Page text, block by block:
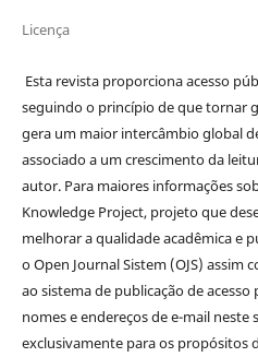
Licença
Esta revista proporciona acesso
seguindo o princípio de que tornar
gera um maior intercâmbio global
associado a um crescimento da
autor. Para maiores informações
Knowledge Project, projeto que
melhorar a qualidade acadêmica e
o Open Journal Sistem (OJS)
ao sistema de publicação de
nomes e endereços de e-mail neste
exclusivamente para os propósitos